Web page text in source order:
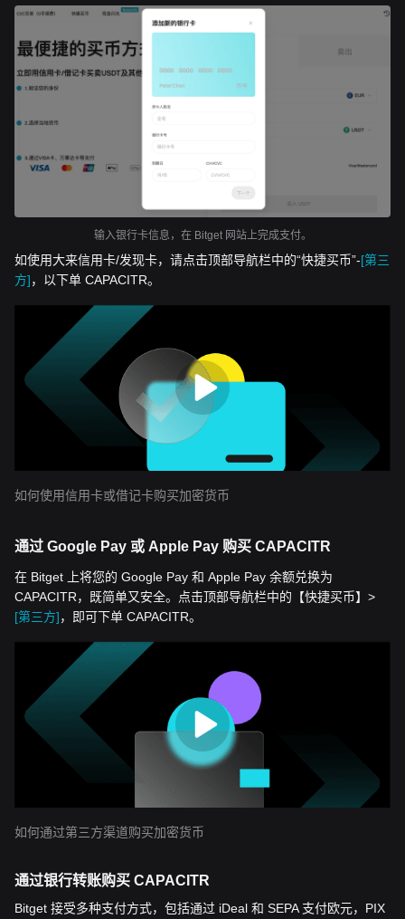
输入银行卡信息，在 Bitget 网站上完成支付。
如使用大来信用卡/发现卡，请点击顶部导航栏中的“快捷买币”-[第三
方]，以下单 CAPACITR。
如何使用信用卡或借记卡购买加密货币
通过 Google Pay 或 Apple Pay 购买 CAPACITR
在 Bitget 上将您的 Google Pay 和 Apple Pay 余额兑换为
CAPACITR，既简单又安全。点击顶部导航栏中的【快捷买币】>
[第三方]，即可下单 CAPACITR。
如何通过第三方渠道购买加密货币
通过银行转账购买 CAPACITR
Bitget 接受多种支付方式，包括通过 iDeal 和 SEPA 支付欧元，PIX